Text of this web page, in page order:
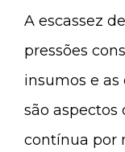
A escassez
pressões
insumos e as
são
contínua por